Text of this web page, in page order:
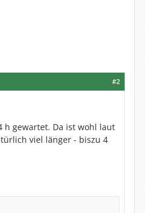
#2
h gewartet. Da ist wohl laut
viel länger - biszu 4